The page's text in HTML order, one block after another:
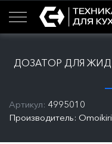
ДОЗАТОР ДЛЯ
Артикул: 4995010
Производитель: Omoikiri